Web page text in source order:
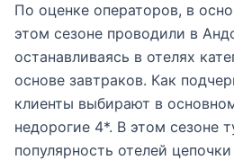
По оценке операторов, в
этом сезоне проводили в
останавливаясь в отелях
основе завтраков. Как
клиенты выбирают в
недорогие 4*. В этом сезоне
популярность отелей